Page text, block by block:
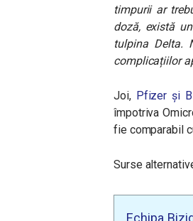
timpurii ar
doză, există
tulpina Delta.
complicațiilor
Joi, Pfizer și
împotriva
fie comparabil
Surse
Echipa